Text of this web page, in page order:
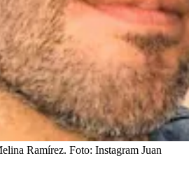
Ramírez. Foto: Instagram Juan